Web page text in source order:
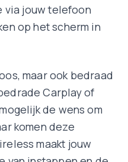
via jouw telefoon
op het scherm in
maar ook bedraad
Carplay of
de wens om
komen deze
maakt jouw